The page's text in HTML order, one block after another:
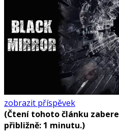
zobrazit příspěvek
(Čtení tohoto článku zabere
přibližně: 1 minutu.)